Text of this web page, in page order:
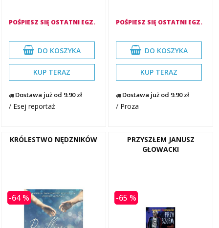
POŚPIESZ SIĘ OSTATNI EGZ.
DO KOSZYKA
KUP TERAZ
Dostawa już od 9.90 zł
/ Esej reportaż
POŚPIESZ SIĘ OSTATNI EGZ.
DO KOSZYKA
KUP TERAZ
Dostawa już od 9.90 zł
/ Proza
KRÓLESTWO NĘDZNIKÓW
-64 %
PRZYSZŁEM JANUSZ
GŁOWACKI
-65 %